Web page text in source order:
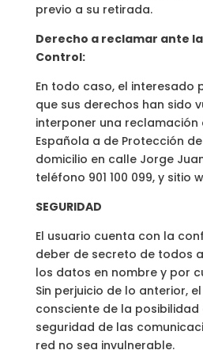
previo a su retirada.
Derecho a reclamar ante
Control:
En todo caso, el interesado
que sus derechos han sido
interponer una reclamación
Española a de Protección
domicilio en calle Jorge
teléfono 901 100 099, y sitio
SEGURIDAD
El usuario cuenta con la
deber de secreto de todos
los datos en nombre y por
Sin perjuicio de lo anterior,
consciente de la posibilidad
seguridad de las
red no sea invulnerable.